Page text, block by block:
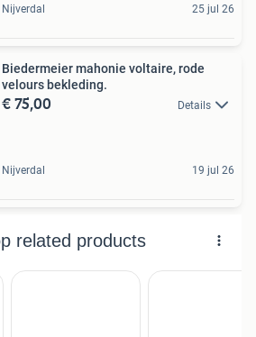
Nijverdal 25 jul 26
Biedermeier mahonie voltaire, rode
velours bekleding.
€ 75,00 Details
Nijverdal 19 jul 26